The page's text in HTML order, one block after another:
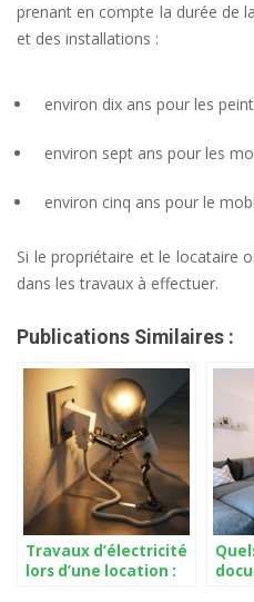
prenant en compte la durée de
et des installations :
environ dix ans pour les
environ sept ans pour les
environ cinq ans pour le
Si le propriétaire et le locataire
dans les travaux à effectuer.
Publications Similaires :
Travaux d’électricité
lors d’une location :